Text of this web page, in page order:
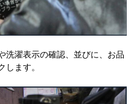
洗濯表示の確認、並びに、お品
します。